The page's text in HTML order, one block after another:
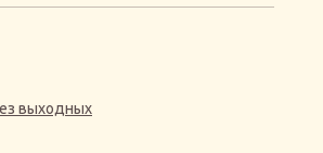
выходных